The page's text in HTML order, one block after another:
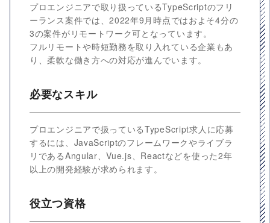
プロエンジニアで取り扱っているTypeScriptのフリ
ーランス案件では、2022年9月時点ではおよそ4分の
3の案件がリモートワーク可となっています。
フルリモートや時短勤務を取り入れている企業もあ
り、柔軟な働き方への対応が進んでいます。
必要なスキル
プロエンジニアで扱っているTypeScript求人に応募
するには、JavaScriptのフレームワークやライブラ
リであるAngular、Vue.js、Reactなどを使った2年
以上の開発経験が求められます。
役立つ資格